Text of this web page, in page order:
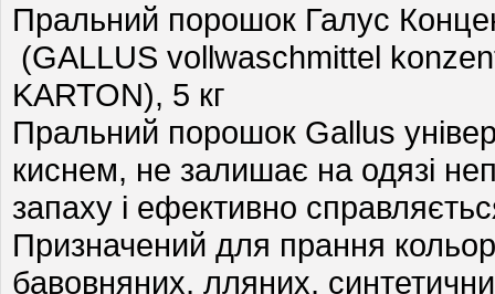
Пральний порошок Галус
(GALLUS vollwaschmittel
KARTON), 5 кг
Пральний порошок Gallus
киснем, не залишає на одязі
запаху і ефективно
Призначений для прання
бавовняних, лляних,